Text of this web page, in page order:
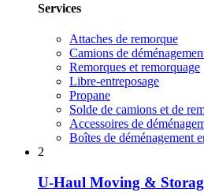
Services
Attaches de remorque
Camions de
Remorques et remorquage
Libre-entreposage
Propane
Solde de camions et de
Accessoires de
Boîtes de déménagement
2
U-Haul Moving &